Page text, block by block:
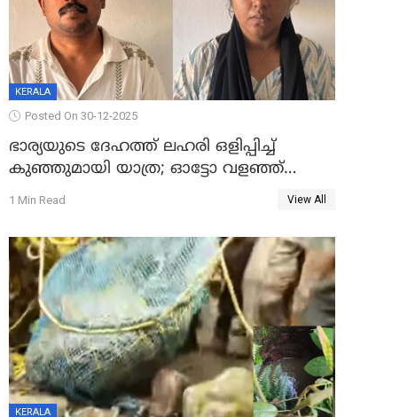
KERALA
Posted On 30-12-2025
ഭാര്യയുടെ ദേഹത്ത് ലഹരി ഒളിപ്പിച്ച്
കുഞ്ഞുമായി യാത്ര; ഓട്ടോ വളഞ്ഞ്
ദമ്പതികളെ പിടികൂടി പൊലീസ്
1 Min Read View All
KERALA